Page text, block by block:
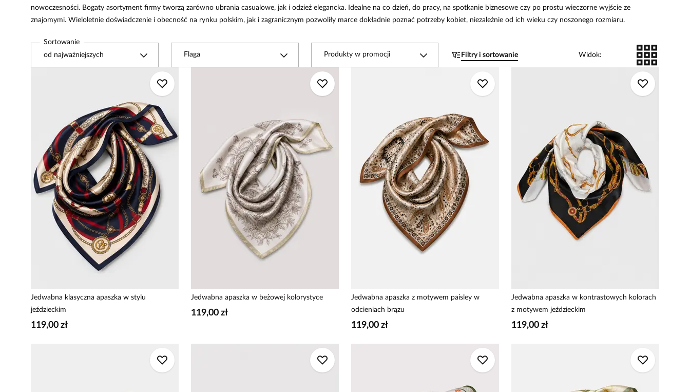
nowoczesności. Bogaty asortyment firmy tworzą zarówno ubrania casualowe, jak i odzież elegancka. Idealne na co dzień, do pracy, na spotkanie biznesowe czy po prostu wieczorne wyjście ze
znajomymi. Wieloletnie doświadczenie i obecność na rynku polskim, jak i zagranicznym pozwoliły marce dokładnie poznać potrzeby kobiet, niezależnie od ich wieku czy noszonego rozmiaru.
Sortowanie
Flaga
Produkty w promocji Filtry i sortowanie Widok:
Jedwabna klasyczna apaszka w stylu
jeździeckim
119,00 zł
Jedwabna apaszka w beżowej kolorystyce
119,00 zł
Jedwabna apaszka z motywem paisley w
odcieniach brązu
119,00 zł
Jedwabna apaszka w kontrastowych kolorach
z motywem jeździeckim
119,00 zł